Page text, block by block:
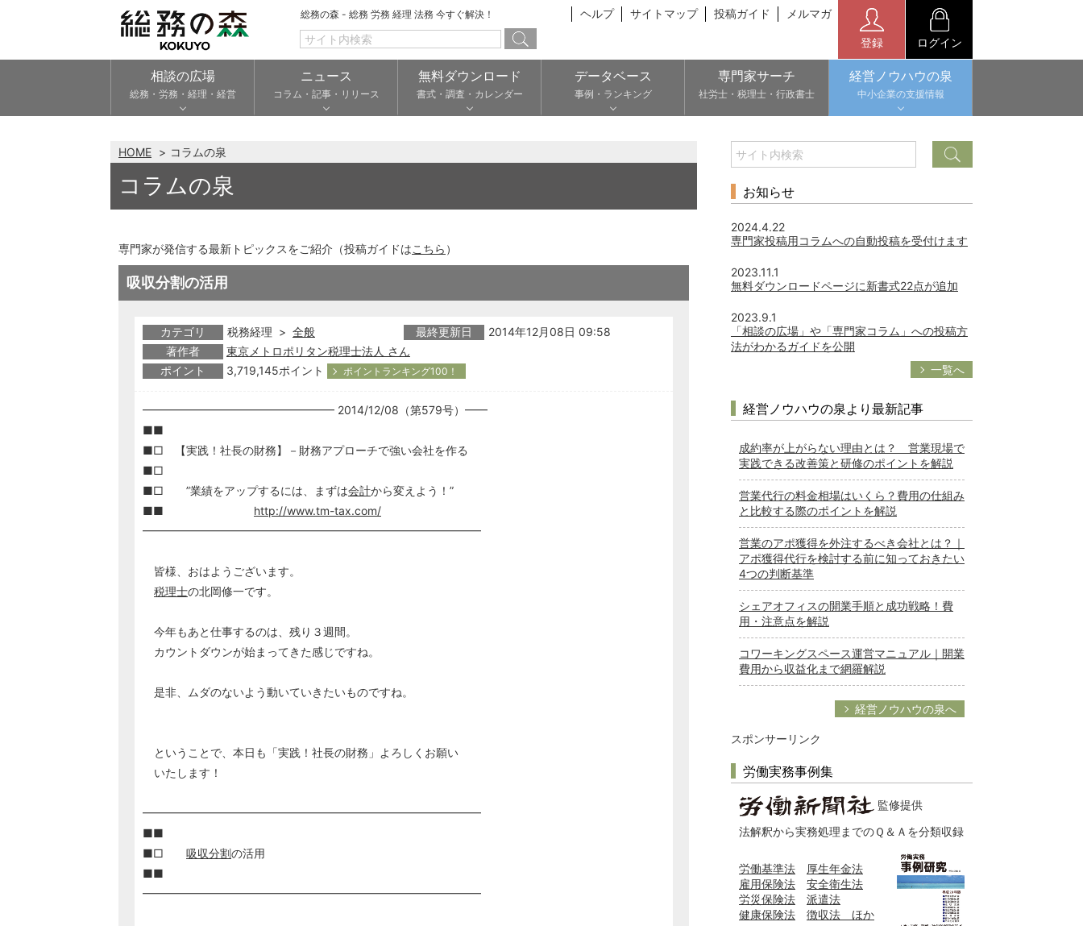
総務の森 - 総務 労務 経理 法務 今すぐ解決！ ヘルプ サイトマップ 投稿ガイド メルマガ
登録 ログイン
相談の広場
総務・労務・経理・経営
ニュース
コラム・記事・リリース
無料ダウンロード
書式・調査・カレンダー
データベース
事例・ランキング
専門家サーチ
社労士・税理士・行政書士
経営ノウハウの泉
中小企業の支援情報
HOME コラムの泉
コラムの泉
専門家が発信する最新トピックスをご紹介（投稿ガイドはこちら ）
吸収分割の活用
カテゴリ 税務経理 > 全般 最終更新日
2014年12月08日 09:58
著作者
東京メトロポリタン税理士法人 さん
ポイント
3,719,145ポイント ポイントランキング100！
━━━━━━━━━━━━━━━━━ 2014/12/08（第579号）━━
■■
■□ 【実践！社長の財務】－財務アプローチで強い会社を作る
■□
■□ ”業績をアップするには、まずは会計から変えよう！”
■■ http://www.tm-tax.com/
━━━━━━━━━━━━━━━━━━━━━━━━━━━━━━
皆様、おはようございます。
税理士の北岡修一です。
今年もあと仕事するのは、残り３週間。
カウントダウンが始まってきた感じですね。
是非、ムダのないよう動いていきたいものですね。
ということで、本日も「実践！社長の財務」よろしくお願い
いたします！
━━━━━━━━━━━━━━━━━━━━━━━━━━━━━━
■■
■□ 吸収分割の活用
■■
━━━━━━━━━━━━━━━━━━━━━━━━━━━━━━
お知らせ
2024.4.22
専門家投稿用コラムへの自動投稿を受付けます
2023.11.1
無料ダウンロードページに新書式22点が追加
2023.9.1
「相談の広場」や「専門家コラム」への投稿方
法がわかるガイドを公開
一覧へ
経営ノウハウの泉より最新記事
成約率が上がらない理由とは？ 営業現場で
実践できる改善策と研修のポイントを解説
営業代行の料金相場はいくら？費用の仕組み
と比較する際のポイントを解説
営業のアポ獲得を外注するべき会社とは？｜
アポ獲得代行を検討する前に知っておきたい
4つの判断基準
シェアオフィスの開業手順と成功戦略！費
用・注意点を解説
コワーキングスペース運営マニュアル｜開業
費用から収益化まで網羅解説
経営ノウハウの泉へ
スポンサーリンク
労働実務事例集
監修提供
法解釈から実務処理までのＱ＆Ａを分類収録
労働基準法
厚生年金法
雇用保険法
安全衛生法
労災保険法
派遣法
健康保険法
徴収法 ほか